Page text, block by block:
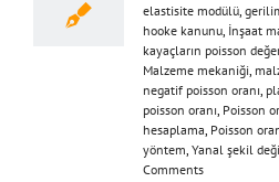
elastisite modülü
hooke kanunu İnşaat
kayaçların poisson
Malzeme mekaniği
negatif poisson oranı
poisson oranı Poisson
hesaplama Poisson
yöntem Yanal şekil
Comments